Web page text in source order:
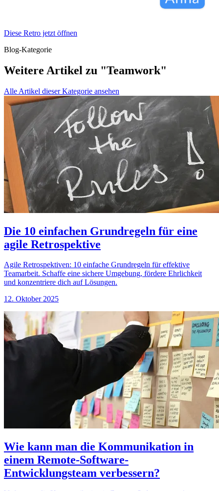
Diese Retro jetzt öffnen
Blog-Kategorie
Weitere Artikel zu "Teamwork"
Alle Artikel dieser Kategorie ansehen
Die 10 einfachen Grundregeln für eine
agile Retrospektive
Agile Retrospektiven: 10 einfache Grundregeln für effektive
Teamarbeit. Schaffe eine sichere Umgebung, fördere Ehrlichkeit
und konzentriere dich auf Lösungen.
12. Oktober 2025
Wie kann man die Kommunikation in
einem Remote-Software-
Entwicklungsteam verbessern?